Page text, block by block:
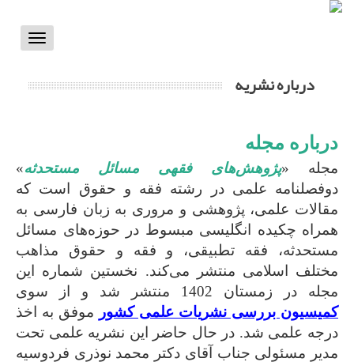
Toggle
درباره نشریه
درباره مجله
مجله «پژوهش‌های فقهی مسائل مستحدثه»
دوفصلنامه علمی در رشته فقه و حقوق است که
مقالات علمی، پژوهشی و مروری به زبان فارسی به
همراه چکیده انگلیسی مبسوط در حوزه‌های مسائل
مستحدثه، فقه تطبیقی، و فقه و حقوق مذاهب
مختلف اسلامی منتشر می‌کند. نخستین شماره این
مجله در زمستان 1402 منتشر شد و از سوی
کمیسیون بررسی نشریات علمی کشور موفق به اخذ
درجه علمی شد. در حال حاضر این نشریه علمی تحت
مدیر مسئولی جناب آقای دکتر محمد نوذری فردوسیه